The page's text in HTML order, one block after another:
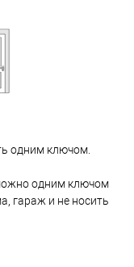
одним ключом.
одним ключом
гараж и не носить